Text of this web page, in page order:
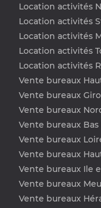
Location activités
Location activités
Location activités
Location activités
Location activités
Vente bureaux
Vente bureaux
Vente bureaux
Vente bureaux Bas
Vente bureaux
Vente bureaux
Vente bureaux Ile
Vente bureaux
Vente bureaux